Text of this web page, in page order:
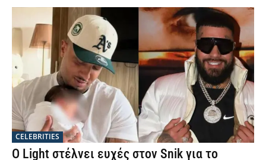
CELEBRITIES
Ο Light στέλνει ευχές στον Snik για το